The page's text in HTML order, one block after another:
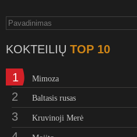
KOKTEILIŲ TOP 10
1 Mimoza
2 Baltasis rusas
3 Kruvinoji Merė